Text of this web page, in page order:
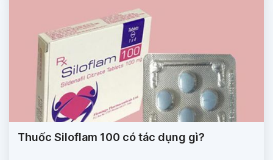
Thuốc Siloflam 100 có tác dụng gì?